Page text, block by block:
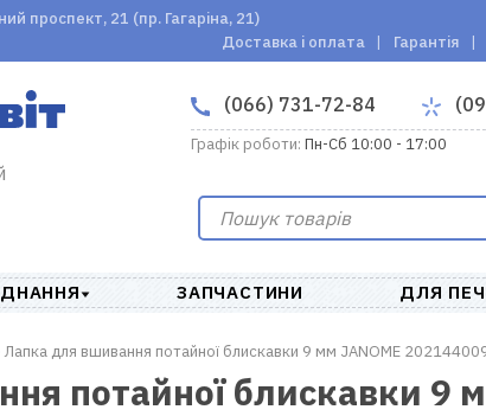
проспект, 21 (пр. Гагаріна, 21)
Доставка і оплата Гарантія
(066) 731-72-84
Графік роботи: Пн-Сб 10:00 - 17:00
ЗАПЧАСТИНИ ДЛЯ
Лапка для вшивання потайної блискавки 9 мм JANOME
потайної блискавки 9